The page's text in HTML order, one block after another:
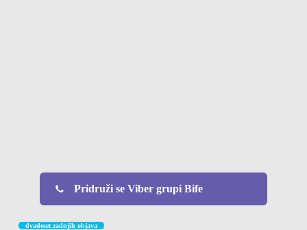
Pridruži se Viber grupi Bife
dvadeset zadnjih objava